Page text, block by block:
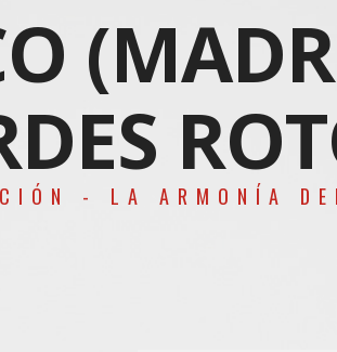
- LA ARMONÍA